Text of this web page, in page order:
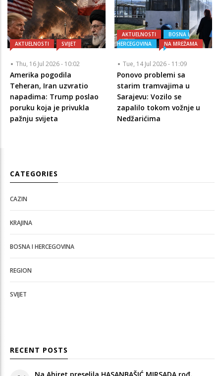
AKTUELNOSTI SVIJET
Thu, 16 Jul 2026 - 10:02
Amerika pogodila
Teheran, Iran uzvratio
napadima: Trump poslao
poruku koja je privukla
pažnju svijeta
AKTUELNOSTI
BOSNA I
HERCEGOVINA
NA MREŽAMA
Tue, 14 Jul 2026 - 11:09
Ponovo problemi sa
starim tramvajima u
Sarajevu: Vozilo se
zapalilo tokom vožnje u
Nedžarićima
CATEGORIES
CAZIN
KRAJINA
BOSNA I HERCEGOVINA
REGION
SVIJET
RECENT POSTS